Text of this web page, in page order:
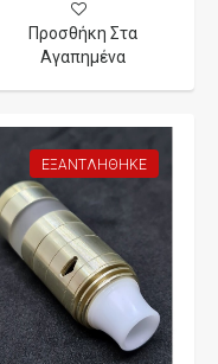
Προσθήκη Στα
Αγαπημένα
ΕΞΑΝΤΛΉΘΗΚΕ